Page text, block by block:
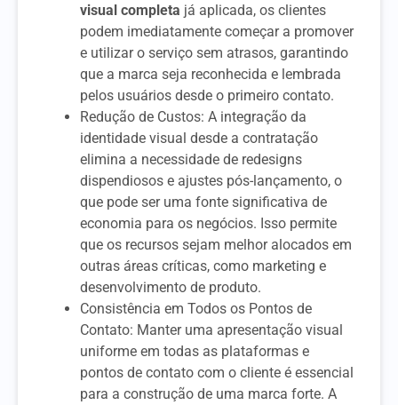
visual completa já aplicada, os clientes
podem imediatamente começar a promover
e utilizar o serviço sem atrasos, garantindo
que a marca seja reconhecida e lembrada
pelos usuários desde o primeiro contato.
Redução de Custos: A integração da
identidade visual desde a contratação
elimina a necessidade de redesigns
dispendiosos e ajustes pós-lançamento, o
que pode ser uma fonte significativa de
economia para os negócios. Isso permite
que os recursos sejam melhor alocados em
outras áreas críticas, como marketing e
desenvolvimento de produto.
Consistência em Todos os Pontos de
Contato: Manter uma apresentação visual
uniforme em todas as plataformas e
pontos de contato com o cliente é essencial
para a construção de uma marca forte. A